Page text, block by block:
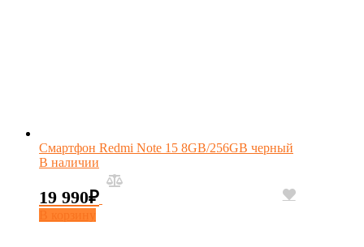
Смартфон Redmi Note 15 8GB/256GB черный
В наличии
19 990₽